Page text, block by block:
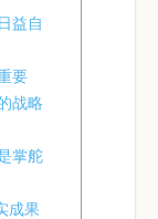
益自
要
战略
掌舵
成果